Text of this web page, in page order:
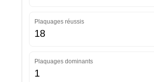
Plaquages réussis
18
Plaquages dominants
1